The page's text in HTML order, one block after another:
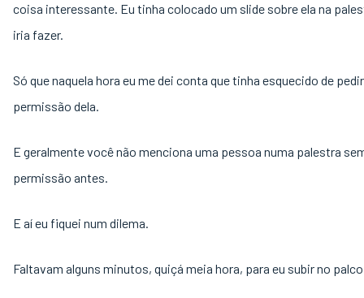
coisa interessante. Eu tinha colocado um slide sobre ela na
iria fazer.
Só que naquela hora eu me dei conta que tinha esquecido de
permissão dela.
E geralmente você não menciona uma pessoa numa palestra
permissão antes.
E aí eu fiquei num dilema.
Faltavam alguns minutos, quiçá meia hora, para eu subir no